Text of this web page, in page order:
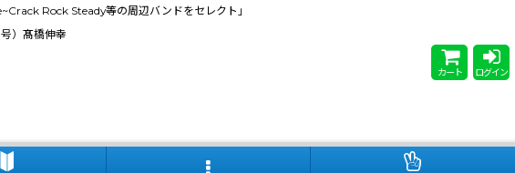
Rock Steady等の周辺バンドをセレクト」
）髙橋伸幸
カート ログイン